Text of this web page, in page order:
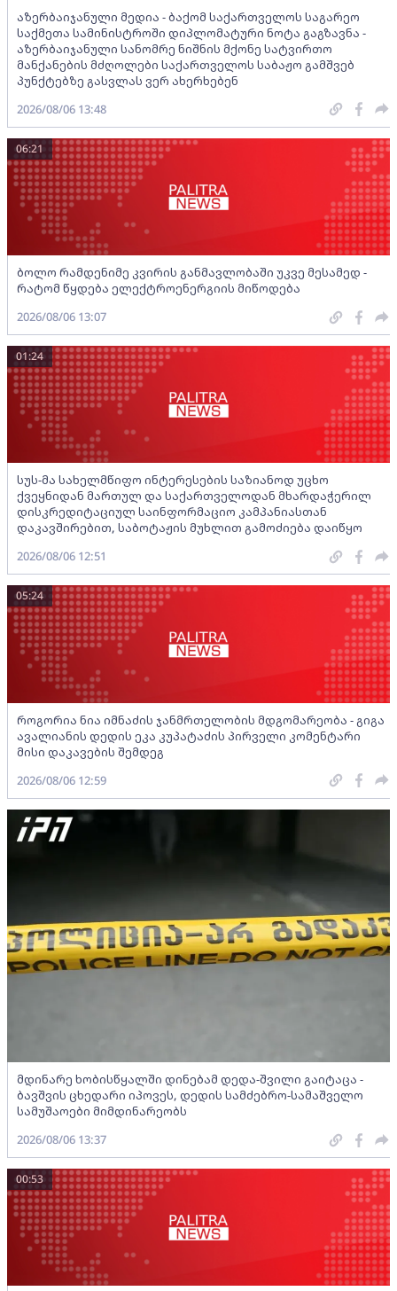
აზერბაიჯანული მედია - ბაქომ საქართველოს საგარეო
საქმეთა სამინისტროში დიპლომატური ნოტა გაგზავნა -
აზერბაიჯანული სანომრე ნიშნის მქონე სატვირთო
მანქანების მძღოლები საქართველოს საბაჟო გამშვებ
პუნქტებზე გასვლას ვერ ახერხებენ
2026/08/06 13:48
ბოლო რამდენიმე კვირის განმავლობაში უკვე მესამედ -
რატომ წყდება ელექტროენერგიის მიწოდება
06:21
2026/08/06 13:07
სუს-მა სახელმწიფო ინტერესების საზიანოდ უცხო
ქვეყნიდან მართულ და საქართველოდან მხარდაჭერილ
დისკრედიტაციულ საინფორმაციო კამპანიასთან
დაკავშირებით, საბოტაჟის მუხლით გამოძიება დაიწყო
01:24
2026/08/06 12:51
როგორია ნია იმნაძის ჯანმრთელობის მდგომარეობა - გიგა
ავალიანის დედის ეკა კუპატაძის პირველი კომენტარი
მისი დაკავების შემდეგ
05:24
2026/08/06 12:59
მდინარე ხობისწყალში დინებამ დედა-შვილი გაიტაცა -
ბავშვის ცხედარი იპოვეს, დედის სამძებრო-სამაშველო
სამუშაოები მიმდინარეობს
2026/08/06 13:37
00:53